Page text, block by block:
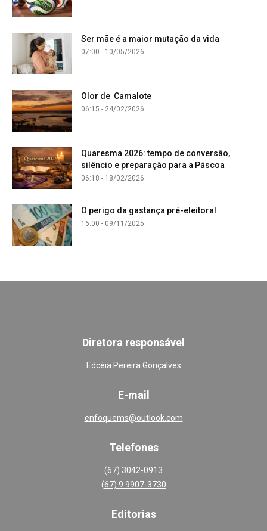
Ser mãe é a maior mutação da vida
07:00 - 10/05/2026
Olor de Camalote
06:15 - 24/02/2026
Quaresma 2026: tempo de conversão,
silêncio e preparação para a Páscoa
06:18 - 18/02/2026
O perigo da gastança pré-eleitoral
16:00 - 09/11/2025
Diretora responsável
Edcéia Pereira Gonçalves
E-mail
enfoquems@outlook.com
Telefones
(67) 3042-0913
(67) 9 9907-3730
Editorias